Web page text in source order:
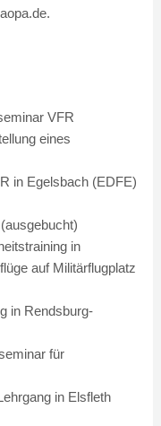
VFR
eines
in Egelsbach (EDFE)
in
auf Militärflugplatz
in Rendsburg-
für
in Elsfleth